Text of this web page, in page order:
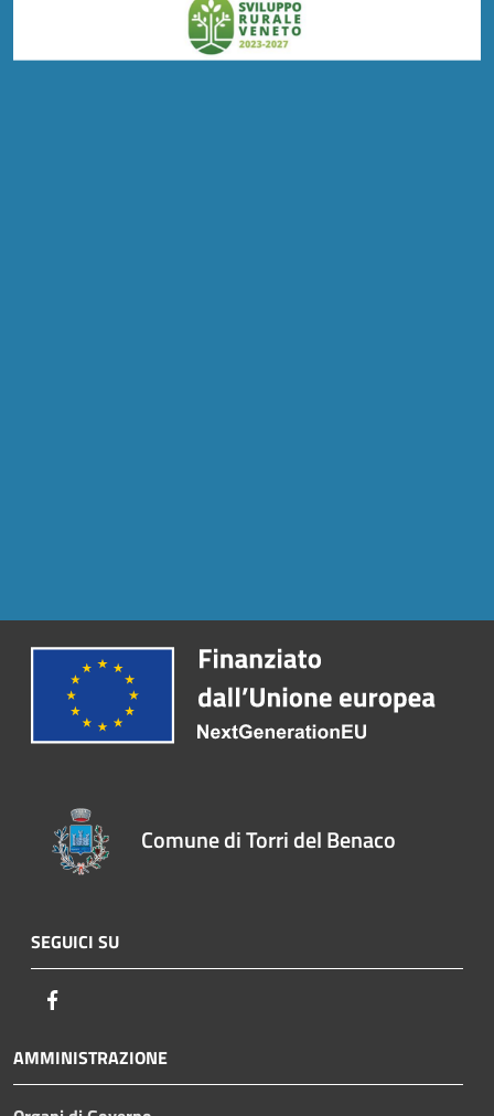
Comune di Torri del Benaco
SEGUICI SU
AMMINISTRAZIONE